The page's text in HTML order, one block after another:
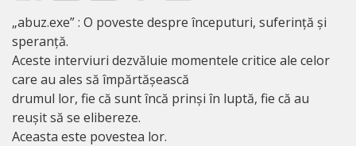
„abuz.exe” : O poveste despre începuturi, suferință și
speranță.
Aceste interviuri dezvăluie momentele critice ale celor
care au ales să împărtășească
drumul lor, fie că sunt încă prinși în luptă, fie că au
reușit să se elibereze.
Aceasta este povestea lor.